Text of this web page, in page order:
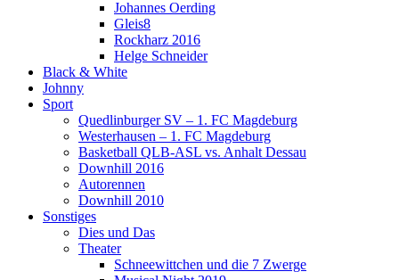
Johannes Oerding
Gleis8
Rockharz 2016
Helge Schneider
Black & White
Johnny
Sport
Quedlinburger SV – 1. FC Magdeburg
Westerhausen – 1. FC Magdeburg
Basketball QLB-ASL vs. Anhalt Dessau
Downhill 2016
Autorennen
Downhill 2010
Sonstiges
Dies und Das
Theater
Schneewittchen und die 7 Zwerge